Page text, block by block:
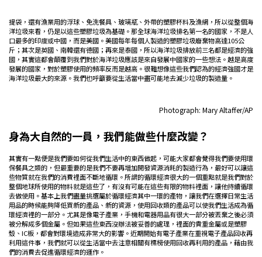
提袋，還有漁業用的浮球、免洗餐具、玻璃瓶、外帶的塑膠杯料及漁網，所以從整個海
洋垃圾來看，仍是以這些塑膠垃圾為基礎。那全球海洋垃圾排名第一名的國家，不是人
口最多的印度或中國，而是美國。美國每年每個人製造的塑膠垃圾廢棄物高達105公
斤；其次是英國、南韓還有德國；再來是泰國，所以海洋垃圾排放前三名都是經濟的強
國，其實這都會顛覆到我們對於海洋垃圾應該是來自發展中國家的一些想法。越是高度
發展的國家，對於塑膠使用的頻率反而是越高。很難想像這些我們認為的經濟強國才是
海洋垃圾最大的來源。我們也呼籲要從生活當中盡可能地去減少垃圾的製造量。
Photograph: Mary Altaffer/AP
身為大自然的一員，我們能做些什麼改變？
其實有一點便是我們要如何從我們生活中的東西做起，可能大家都會覺得我們要使用環
保餐具之類的，但最重要的是我們不要再增加開發資源消耗的製造行為，最好可以讓這
些物質就在我們的消費裡面不斷地循環。所謂的循環經濟很大的一個重點就是我們對於
整個地球所使用的物料就是這些了，有沒有可能在這些有限的物料裡面，讓他持續循環
去做使用。基本上我們盡量挑選屬於循環經濟其中一環的產物，讓我們在選擇日常生活
用品的時候能夠降低買新的產品、新的資源，使用回收類的產品可以使我們生活成為循
環經濟裡的一部分。尤其是像電子產業，手機和電器用品有很大一部分被丟棄之後必須
被分解成多個金屬。但如果這些東西沒辦法被妥善的處理，裡面的貴重金屬或是塑膠
殼、IC板，都會對環境造成非常大的影響。近期開始有電子產業在重視電子產品回收再
利用這件事，我們就可以從生活當中去注意相關有標榜使用回收再利用的產品，藉由我
們的消費去促進循環經濟的運作。